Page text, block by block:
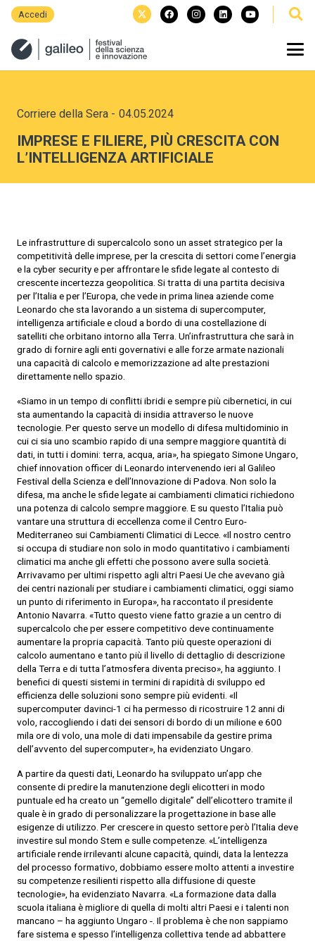
Accedi
Corriere della Sera - 04.05.2024
IMPRESE E FILIERE, PIÙ CRESCITA CON
L’INTELLIGENZA ARTIFICIALE
Le infrastrutture di supercalcolo sono un asset strategico per la
competitività delle imprese, per la crescita di settori come l’energia
e la cyber security e per affrontare le sfide legate al contesto di
crescente incertezza geopolitica. Si tratta di una partita decisiva
per l’Italia e per l’Europa, che vede in prima linea aziende come
Leonardo che sta lavorando a un sistema di supercomputer,
intelligenza artificiale e cloud a bordo di una costellazione di
satelliti che orbitano intorno alla Terra. Un’infrastruttura che sarà in
grado di fornire agli enti governativi e alle forze armate nazionali
una capacità di calcolo e memorizzazione ad alte prestazioni
direttamente nello spazio.
«Siamo in un tempo di conflitti ibridi e sempre più cibernetici, in cui
sta aumentando la capacità di insidia attraverso le nuove
tecnologie. Per questo serve un modello di difesa multidominio in
cui ci sia uno scambio rapido di una sempre maggiore quantità di
dati, in tutti i domini: terra, acqua, aria», ha spiegato Simone Ungaro,
chief innovation officer di Leonardo intervenendo ieri al Galileo
Festival della Scienza e dell’Innovazione di Padova. Non solo la
difesa, ma anche le sfide legate ai cambiamenti climatici richiedono
una potenza di calcolo sempre maggiore. E su questo l’Italia può
vantare una struttura di eccellenza come il Centro Euro-
Mediterraneo sui Cambiamenti Climatici di Lecce. «Il nostro centro
si occupa di studiare non solo in modo quantitativo i cambiamenti
climatici ma anche gli effetti che possono avere sulla società.
Arrivavamo per ultimi rispetto agli altri Paesi Ue che avevano già
dei centri nazionali per studiare i cambiamenti climatici, oggi siamo
un punto di riferimento in Europa», ha raccontato il presidente
Antonio Navarra. «Tutto questo viene fatto grazie a un centro di
supercalcolo che per essere competitivo deve continuamente
aumentare la propria capacità. Tanto più queste operazioni di
calcolo aumentano e tanto più il livello di dettaglio di descrizione
della Terra e di tutta l’atmosfera diventa preciso», ha aggiunto. I
benefici di questi sistemi in termini di rapidità di sviluppo ed
efficienza delle soluzioni sono sempre più evidenti. «Il
supercomputer davinci-1 ci ha permesso di ricostruire 12 anni di
volo, raccogliendo i dati dei sensori di bordo di un milione e 600
mila ore di volo, una mole di dati impensabile da gestire prima
dell’avvento del supercomputer», ha evidenziato Ungaro.
A partire da questi dati, Leonardo ha sviluppato un’app che
consente di predire la manutenzione degli elicotteri in modo
puntuale ed ha creato un “gemello digitale” dell’elicottero tramite il
quale è in grado di personalizzare la progettazione in base alle
esigenze di utilizzo. Per crescere in questo settore però l’Italia deve
investire sul mondo Stem e sulle competenze. «L’intelligenza
artificiale rende irrilevanti alcune capacità, quindi, data la lentezza
del processo formativo, dobbiamo essere molto attenti a investire
su competenze resilienti rispetto alla diffusione di queste
tecnologie», ha evidenziato Navarra. «La formazione data dalla
scuola italiana è migliore di quella di molti altri Paesi e i talenti non
mancano – ha aggiunto Ungaro -. Il problema è che non sappiamo
fare sistema e spesso l’intelligenza collettiva tende ad abbattere